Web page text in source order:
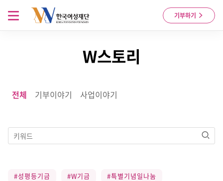
Skip to content
기부하기
메뉴 열기
W스토리
전체 기부이야기 사업이야기
검색
#성평등기금 #W기금
#특별기념일나눔